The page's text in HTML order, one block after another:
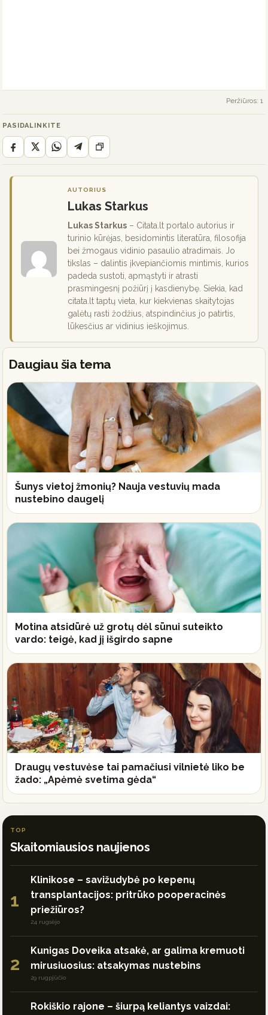
Peržiūros: 1
PASIDALINKITE
AUTORIUS
Lukas Starkus
Lukas Starkus – Citata.lt portalo autorius ir
turinio kūrėjas, besidomintis literatūra, filosofija
bei žmogaus vidinio pasaulio atradimais. Jo
tikslas – dalintis įkvepiančiomis mintimis, kurios
padeda sustoti, apmąstyti ir atrasti
prasmingesnį požiūrį į kasdienybę. Siekia, kad
citata.lt taptų vieta, kur kiekvienas skaitytojas
galėtų rasti žodžius, atspindinčius jo patirtis,
lūkesčius ar vidinius ieškojimus.
Daugiau šia tema
Šunys vietoj žmonių? Nauja vestuvių mada
nustebino daugelį
Motina atsidūrė už grotų dėl sūnui suteikto
vardo: teigė, kad jį išgirdo sapne
Draugų vestuvėse tai pamačiusi vilnietė liko be
žado: „Apėmė svetima gėda“
TOP
Skaitomiausios naujienos
1
Klinikose – savižudybė po kepenų
transplantacijos: pritrūko pooperacinės
priežiūros?
24 rugsėjo
2
Kunigas Doveika atsakė, ar galima kremuoti
mirusiuosius: atsakymas nustebins
29 rugpjūčio
Rokiškio rajone – šiurpą keliantys vaizdai: